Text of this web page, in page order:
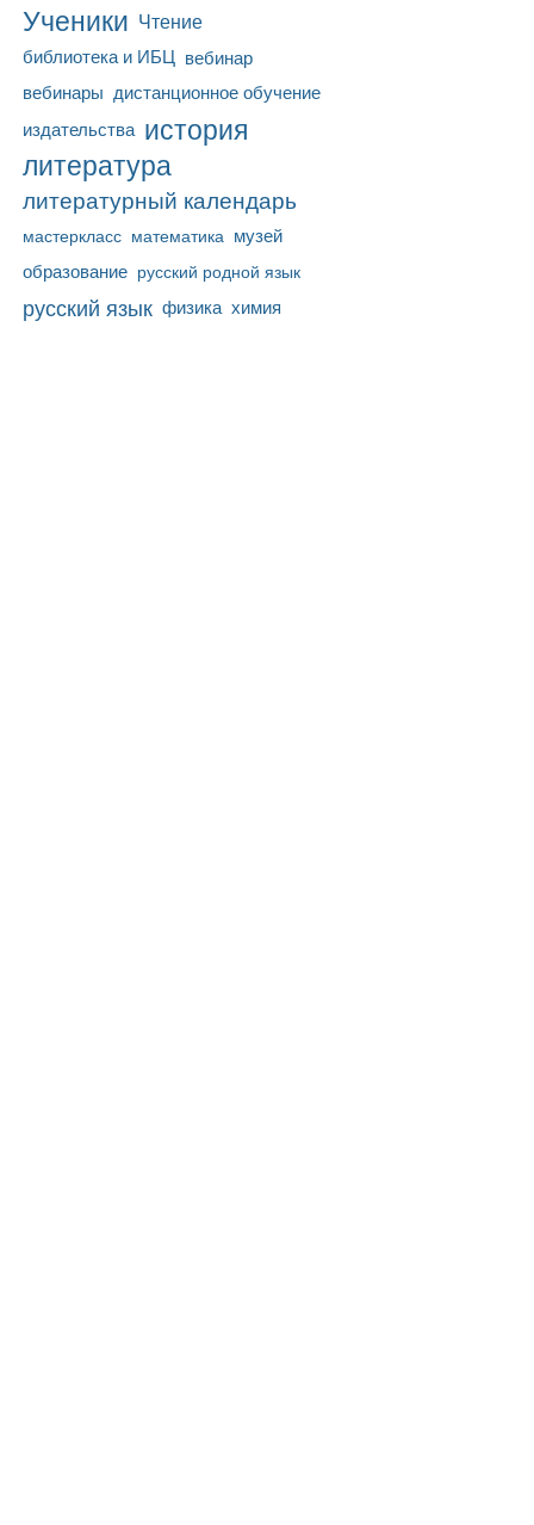
Ученики Чтение
библиотека и ИБЦ вебинар
вебинары дистанционное обучение
издательства история
литература
литературный календарь
мастеркласс математика музей
образование русский родной язык
русский язык физика химия